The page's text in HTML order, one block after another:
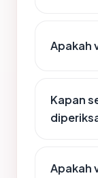
Apakah
Kapan
Apakah